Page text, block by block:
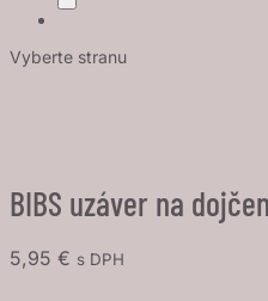
Vyberte stranu
BIBS uzáver na
5,95 € s DPH